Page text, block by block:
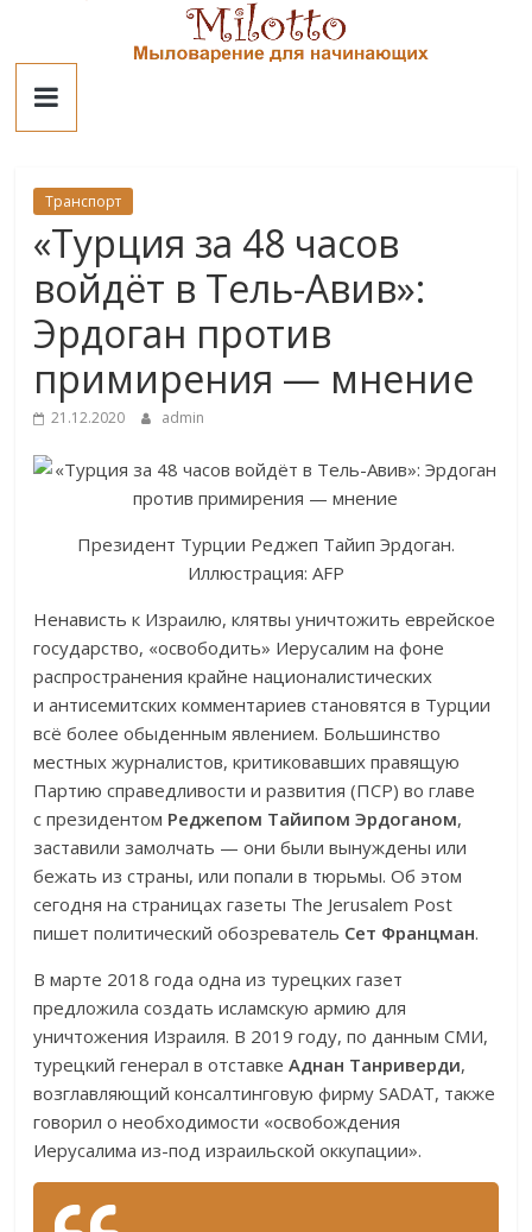
contentМилотто
Транспорт
«Турция за 48 часов
войдёт в Тель-Авив»:
Эрдоган против
примирения — мнение
21.12.2020 admin
Президент Турции Реджеп Тайип Эрдоган.
Иллюстрация: AFP
Ненависть к Израилю, клятвы уничтожить еврейское
государство, «освободить» Иерусалим на фоне
распространения крайне националистических
и антисемитских комментариев становятся в Турции
всё более обыденным явлением. Большинство
местных журналистов, критиковавших правящую
Партию справедливости и развития (ПСР) во главе
с президентом Реджепом Тайипом Эрдоганом,
заставили замолчать — они были вынуждены или
бежать из страны, или попали в тюрьмы. Об этом
сегодня на страницах газеты The Jerusalem Post
пишет политический обозреватель Сет Францман.
В марте 2018 года одна из турецких газет
предложила создать исламскую армию для
уничтожения Израиля. В 2019 году, по данным СМИ,
турецкий генерал в отставкеАднан Танриверди,
возглавляющий консалтинговую фирму SADAT, также
говорил о необходимости «освобождения
Иерусалима из-под израильской оккупации».